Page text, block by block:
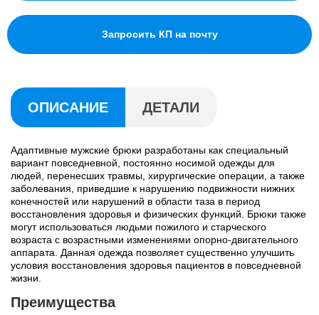
Запросить КП на почту
ОПИСАНИЕ ДЕТАЛИ
Адаптивные мужские брюки разработаны как специальный
вариант повседневной, постоянно носимой одежды для
людей, перенесших травмы, хирургические операции, а также
заболевания, приведшие к нарушению подвижности нижних
конечностей или нарушений в области таза в период
восстановления здоровья и физических функций. Брюки также
могут использоваться людьми пожилого и старческого
возраста с возрастными изменениями опорно-двигательного
аппарата. Данная одежда позволяет существенно улучшить
условия восстановления здоровья пациентов в повседневной
жизни.
Преимущества